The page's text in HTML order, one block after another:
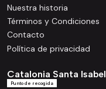
Nuestra historia
Términos y Condiciones
Contacto
Política de privacidad
Catalonia Santa Isabel
Punto de recogida